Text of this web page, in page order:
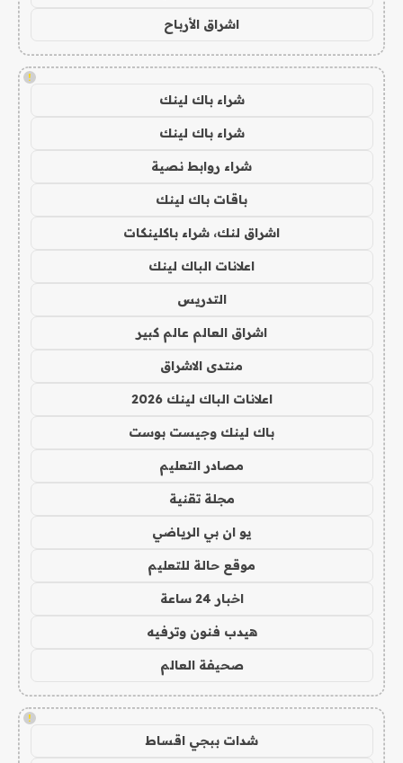
اشراق الأرباح
!
شراء باك لينك
شراء باك لينك
شراء روابط نصية
باقات باك لينك
اشراق لنك، شراء باكلينكات
اعلانات الباك لينك
التدريس
اشراق العالم عالم كبير
منتدى الاشراق
اعلانات الباك لينك 2026
باك لينك وجيست بوست
مصادر التعليم
مجلة تقنية
يو ان بي الرياضي
موقع حالة للتعليم
اخبار 24 ساعة
هيدب فنون وترفيه
صحيفة العالم
!
شدات ببجي اقساط